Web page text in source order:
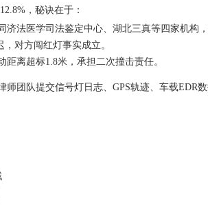
，秘诀在于：
法医学司法鉴定中心、湖北三真等四家机构，
对方闯红灯事实成立。
离超标1.8米，承担二次撞击责任。
师团队提交信号灯日志、GPS轨迹、车载EDR